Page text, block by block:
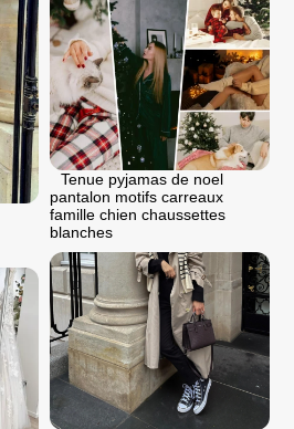
Tenue pyjamas de noel
pantalon motifs carreaux
famille chien chaussettes
blanches